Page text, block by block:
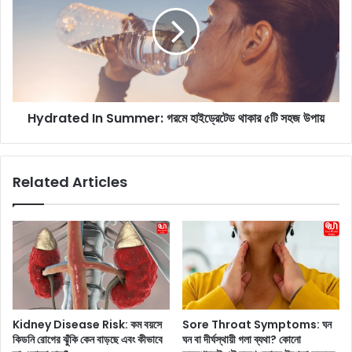
বং
ন্য
না
র
দৈ
I
m
র
ড্রে
Hydrated In Summer: গরমে হাইড্রেটেড থাকার ৫টি সহজ উপায়
Related Articles
Kidney Disease Risk: কম বয়সে
কিডনি রোগের ঝুঁকি কেন বাড়ছে এবং কীভাবে
Sore Throat Symptoms: ঘন
ঘন বা দীর্ঘস্থায়ী গলা ব্যথা? কোনো